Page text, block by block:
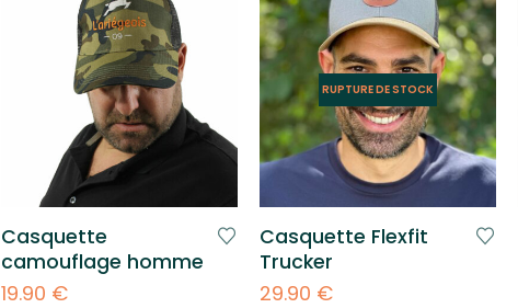
Casquette
camouflage homme
19.90 €
RUPTURE DE STOCK
Casquette Flexfit
Trucker
29.90 €